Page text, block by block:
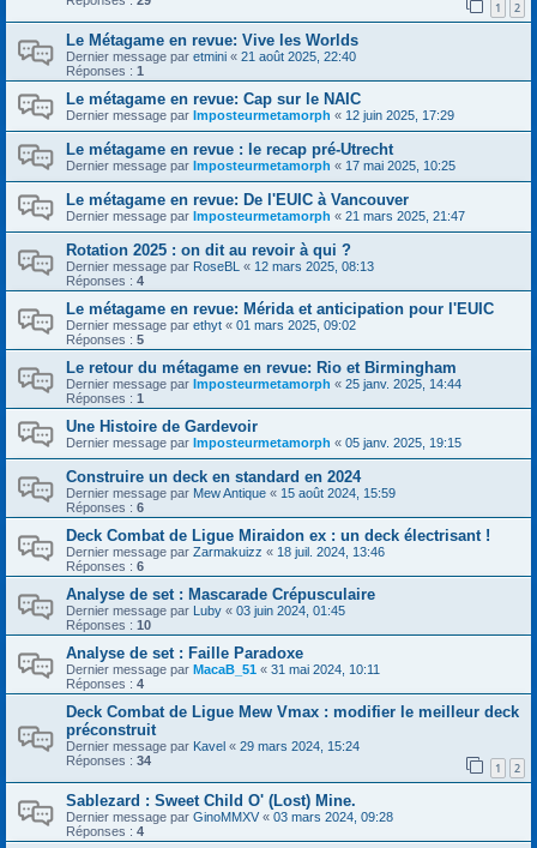
1 2
Le Métagame en revue: Vive les Worlds
Dernier message par etmini « 21 août 2025, 22:40
Réponses : 1
Le métagame en revue: Cap sur le NAIC
Dernier message par Imposteurmetamorph « 12 juin 2025, 17:29
Le métagame en revue : le recap pré-Utrecht
Dernier message par Imposteurmetamorph « 17 mai 2025, 10:25
Le métagame en revue: De l'EUIC à Vancouver
Dernier message par Imposteurmetamorph « 21 mars 2025, 21:47
Rotation 2025 : on dit au revoir à qui ?
Dernier message par RoseBL « 12 mars 2025, 08:13
Réponses : 4
Le métagame en revue: Mérida et anticipation pour l'EUIC
Dernier message par ethyt « 01 mars 2025, 09:02
Réponses : 5
Le retour du métagame en revue: Rio et Birmingham
Dernier message par Imposteurmetamorph « 25 janv. 2025, 14:44
Réponses : 1
Une Histoire de Gardevoir
Dernier message par Imposteurmetamorph « 05 janv. 2025, 19:15
Construire un deck en standard en 2024
Dernier message par Mew Antique « 15 août 2024, 15:59
Réponses : 6
Deck Combat de Ligue Miraidon ex : un deck électrisant !
Dernier message par Zarmakuizz « 18 juil. 2024, 13:46
Réponses : 6
Analyse de set : Mascarade Crépusculaire
Dernier message par Luby « 03 juin 2024, 01:45
Réponses : 10
Analyse de set : Faille Paradoxe
Dernier message par MacaB_51 « 31 mai 2024, 10:11
Réponses : 4
Deck Combat de Ligue Mew Vmax : modifier le meilleur deck
préconstruit
Dernier message par Kavel « 29 mars 2024, 15:24
Réponses : 34 1 2
Sablezard : Sweet Child O' (Lost) Mine.
Dernier message par GinoMMXV « 03 mars 2024, 09:28
Réponses : 4